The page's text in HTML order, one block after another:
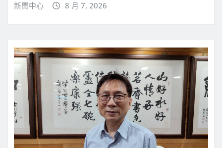
新聞中心 8 月 7, 2026